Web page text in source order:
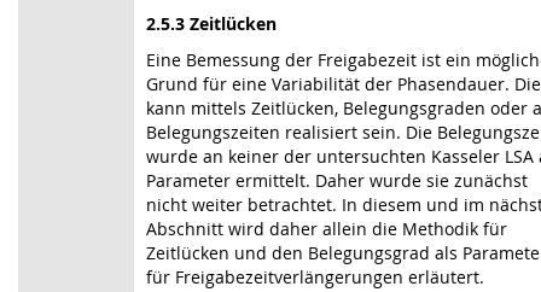
2.5.3 Zeitlücken
Eine Bemessung der Freigabezeit ist ein
Grund für eine Variabilität der Phasen­dauer.
kann mittels Zeitlücken, Belegungsgraden oder
Belegungszeiten realisiert sein. Die
wurde an keiner der untersuchten Kasseler LSA
Parameter ermittelt. Daher wurde sie zunächst
nicht weiter betrachtet. In diesem und im
Abschnitt wird daher allein die Methodik für
Zeitlücken und den Belegungsgrad als
für Freigabezeitverlängerungen erläutert.